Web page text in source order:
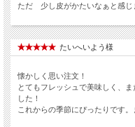
ただ 少し皮がかたいなぁと感じ
たいへいよう様
懐かしく思い注文！
とてもフレッシュで美味しく、
した！
これからの季節にぴったりです。